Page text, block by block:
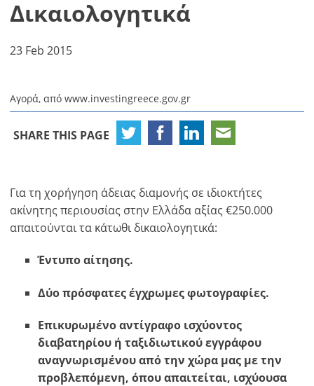
Δικαιολογητικά
23 Feb 2015
Αγορά, από www.investingreece.gov.gr
SHARE THIS PAGE
Για τη χορήγηση άδειας διαμονής σε ιδιοκτήτες
ακίνητης περιουσίας στην Ελλάδα αξίας €250.000
απαιτούνται τα κάτωθι δικαιολογητικά:
Έντυπο αίτησης.
Δύο πρόσφατες έγχρωμες φωτογραφίες.
Επικυρωμένο αντίγραφο ισχύοντος
διαβατηρίου ή ταξιδιωτικού εγγράφου
αναγνωρισμένου από την χώρα μας με την
προβλεπόμενη, όπου απαιτείται, ισχύουσα